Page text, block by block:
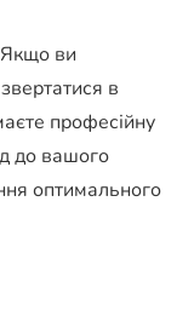
ви
в
професійну
до вашого
оптимального